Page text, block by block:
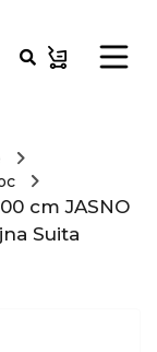
cm JASNO
Suita